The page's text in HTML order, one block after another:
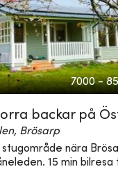
7000 -
backar på
Brösarp
nära
15 min bilresa